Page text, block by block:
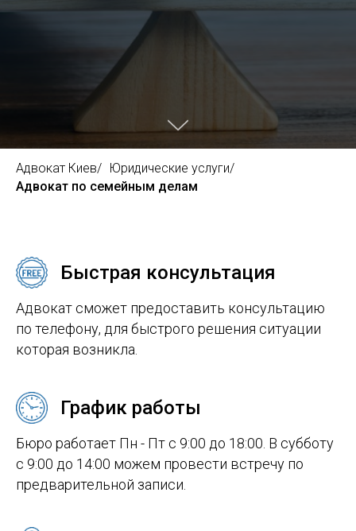
Адвокат Киев/ Юридические услуги/
Адвокат по семейным делам
Быстрая консультация
Адвокат сможет предоставить консультацию
по телефону, для быстрого решения ситуации
которая возникла.
График работы
Бюро работает Пн - Пт с 9:00 до 18:00. В субботу
с 9:00 до 14:00 можем провести встречу по
предварительной записи.